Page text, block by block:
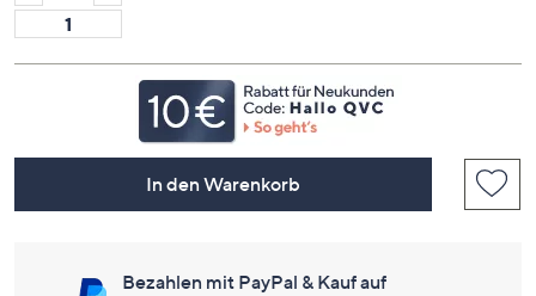
In den Warenkorb
Bezahlen mit PayPal & Kauf auf